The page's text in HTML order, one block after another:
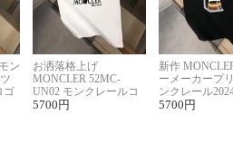
ン
ゴ
お洒落格上げ
MONCLER 52MC-
UN02 モンクレールコ
ピー半袖Tシャツ ユニ
5700 円
新作
ーメーカープ
ンクレール
袖Tシャツコピ
5700 円